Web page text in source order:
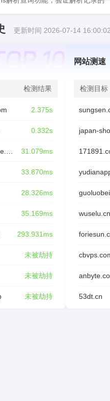
更新时间 2026-07-14
检测结果
2.375s
0.332s
31.079ms
33.870ms
28.326ms
35.169ms
293.931ms
未被劫持
未被劫持
未被劫持
网站测速
检测目标
japan-
wuselu.cn
53dt.cn